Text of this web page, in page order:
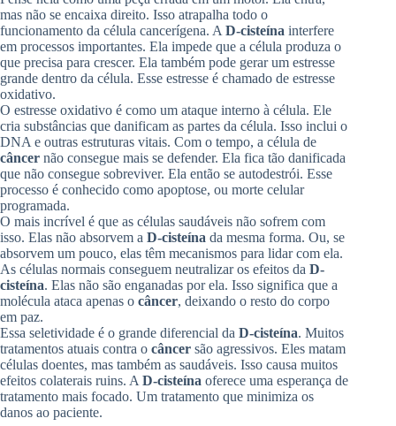
mas não se encaixa direito. Isso atrapalha todo o
funcionamento da célula cancerígena. A D-cisteína interfere
em processos importantes. Ela impede que a célula produza o
que precisa para crescer. Ela também pode gerar um estresse
grande dentro da célula. Esse estresse é chamado de estresse
oxidativo.
O estresse oxidativo é como um ataque interno à célula. Ele
cria substâncias que danificam as partes da célula. Isso inclui o
DNA e outras estruturas vitais. Com o tempo, a célula de
câncer não consegue mais se defender. Ela fica tão danificada
que não consegue sobreviver. Ela então se autodestrói. Esse
processo é conhecido como apoptose, ou morte celular
programada.
O mais incrível é que as células saudáveis não sofrem com
isso. Elas não absorvem a D-cisteína da mesma forma. Ou, se
absorvem um pouco, elas têm mecanismos para lidar com ela.
As células normais conseguem neutralizar os efeitos da D-
cisteína. Elas não são enganadas por ela. Isso significa que a
molécula ataca apenas o câncer, deixando o resto do corpo
em paz.
Essa seletividade é o grande diferencial da D-cisteína. Muitos
tratamentos atuais contra o câncer são agressivos. Eles matam
células doentes, mas também as saudáveis. Isso causa muitos
efeitos colaterais ruins. A D-cisteína oferece uma esperança de
tratamento mais focado. Um tratamento que minimiza os
danos ao paciente.